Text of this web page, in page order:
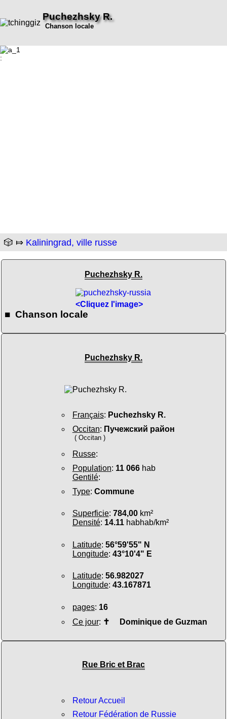
Puchezhsky R.
Chanson locale
:
🎲 ⤇ Kaliningrad, ville russe
Puchezhsky R.
<Cliquez l'image>
■ Chanson locale
Puchezhsky R.
Français: Puchezhsky R.
Occitan: Пучежский район
( Occitan )
Russe:
Population: 11 066hab
Gentilé:
Type: Commune
Superficie: 784,00km²
Densité: 14.11habhab/km²
Latitude: 56°59'55" N
Longitude: 43°10'4" E
Latitude: 56.982027
Longitude: 43.167871
pages: 16
Ce jour: ✝ Dominique de Guzman
Rue Bric et Brac
Retour Accueil
Retour Fédération de Russie